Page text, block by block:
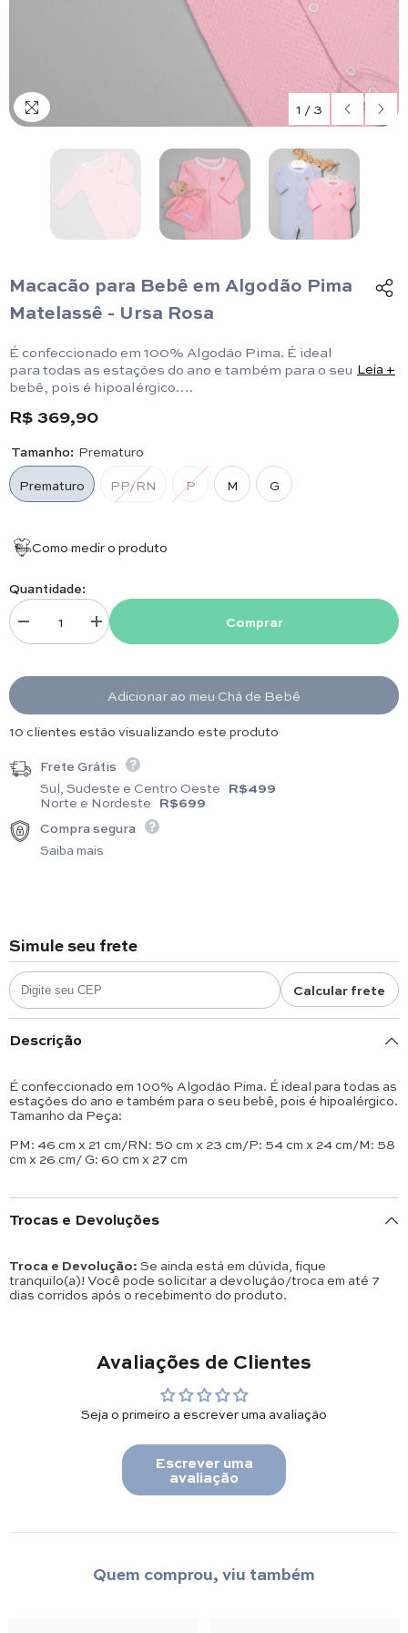
1 /3
Macacão para Bebê em Algodão Pima
Matelassê - Ursa Rosa
É confeccionado em 100% Algodão Pima. É ideal
para todas as estações do ano e também para o seu
bebê, pois é hipoalérgico.
24 cm/M: 58 cm x 26 cm/ G: 60 cm x 27 cm
Leia +
R$ 369,90
Tamanho: Prematuro
Prematuro
PP/RN P M G
Como medir o produto
Quantidade:
Diminuir quantidade para Macacão para Bebê em Algodão Pima
Aumentar quantidade para Macacão para Bebê em
Comprar
Adicionar ao meu Chá de Bebê
18 clientes estão visualizando este produto
Frete Grátis
Sul, Sudeste e Centro Oeste R$499
Norte e Nordeste R$699
Compra segura
Saiba mais
Simule seu frete
Calcular frete
Descrição
É confeccionado em 100% Algodão Pima. É ideal para todas as
estações do ano e também para o seu bebê, pois é hipoalérgico.
Tamanho da Peça:
PM: 46 cm x 21 cm/RN: 50 cm x 23 cm/P: 54 cm x 24 cm/M: 58
cm x 26 cm/ G: 60 cm x 27 cm
Trocas e Devoluções
Troca e Devolução: Se ainda está em dúvida, fique
tranquilo(a)! Você pode solicitar a devolução/troca em até 7
dias corridos após o recebimento do produto.
Avaliações de Clientes
Seja o primeiro a escrever uma avaliação
Escrever uma
avaliação
Quem comprou, viu também